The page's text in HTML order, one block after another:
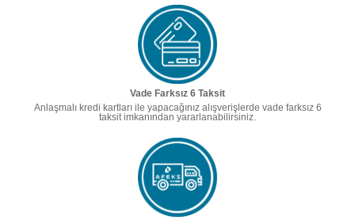
Vade Farksız 6 Taksit
Anlaşmalı kredi kartları ile yapacağınız alışverişlerde vade farksız 6
taksit imkanından yararlanabilirsiniz.